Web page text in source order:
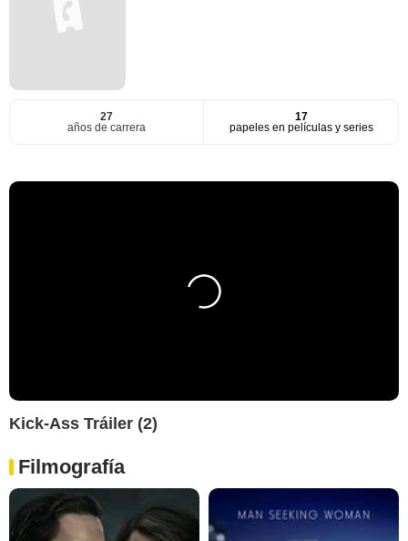
27
años de carrera
17
papeles en películas y series
Kick-Ass Tráiler (2)
Filmografía